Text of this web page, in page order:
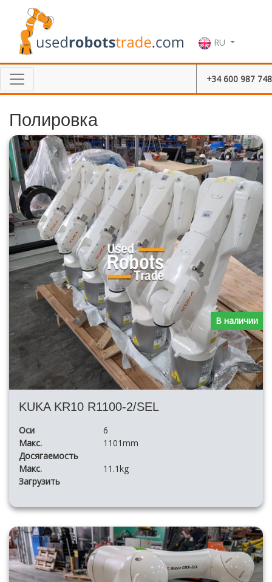
RU
+34 600 987 748
Полировка
KUKA KR10 R1100-2/SEL
Оси
6
Макс.
Досягаемость
1101mm
Макс.
Загрузить
11.1kg
В наличии